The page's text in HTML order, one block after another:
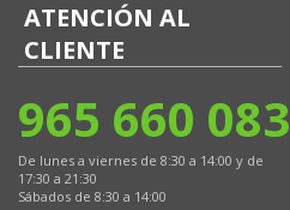
ATENCIÓN AL
CLIENTE
965 660 083
De lunes a viernes de 8:30 a 14:00 y de
17:30 a 21:30
Sábados de 8:30 a 14:00